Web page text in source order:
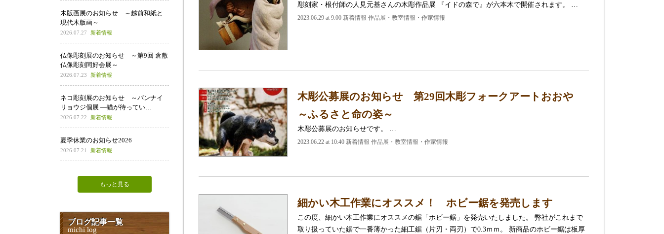
彫刻家・根付師の人見元基さんの木彫作品展 『イドの森で』が六本木で開催されます。 …
2023.06.29 at 9:00 新着情報 作品展・教室情報・作家情報
木彫公募展のお知らせ 第29回木彫フォークアートおおや
～ふるさと命の姿～
木彫公募展のお知らせです。 …
2023.06.22 at 10:40 新着情報 作品展・教室情報・作家情報
細かい木工作業にオススメ！ ホビー鋸を発売します
この度、細かい木工作業にオススメの鋸「ホビー鋸」を発売いたしました。 弊社がこれまで
取り扱っていた鋸で一番薄かった細工鋸（片刃・両刃）で0.3ｍｍ。 新商品のホビー鋸は板厚
木版画展のお知らせ ～越前和紙と
現代木版画～
2026.07.27 新着情報
仏像彫刻展のお知らせ ～第9回 倉敷
仏像彫刻同好会展～
2026.07.23 新着情報
ネコ彫刻展のお知らせ ～バンナイ
リョウジ個展 ―猫が待ってい…
2026.07.22 新着情報
夏季休業のお知らせ2026
2026.07.21 新着情報
もっと見る
ブログ記事一覧
michi log